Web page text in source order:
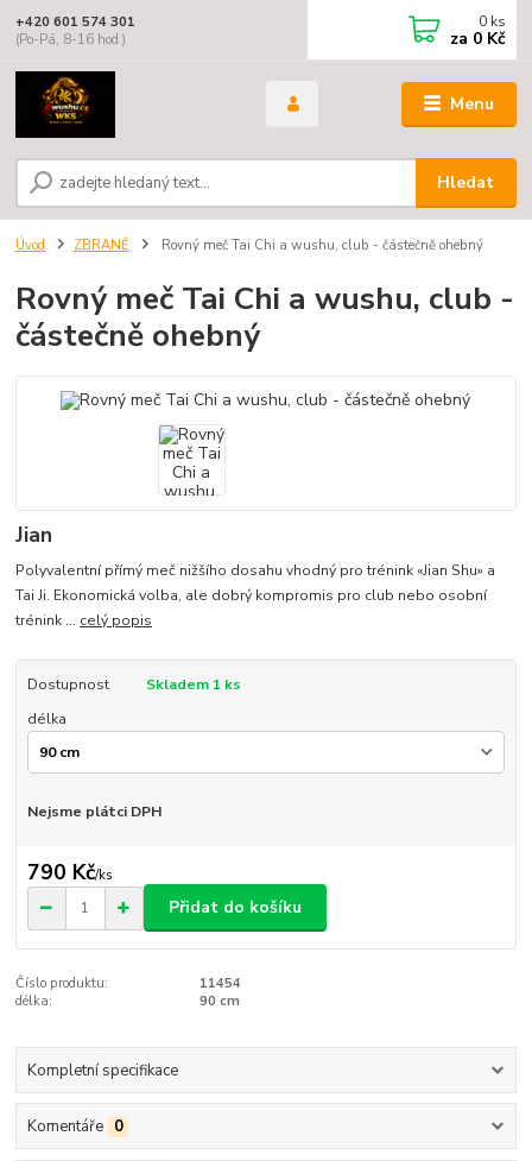
Menu
Hledat
+420 601 574 301
(Po-Pá, 8-16 hod.)
0 ks
za 0 Kč
Úvod ZBRANĚ Rovný meč Tai Chi a wushu, club - částečně ohebný
Rovný meč Tai Chi a wushu, club -
částečně ohebný
Jian
Polyvalentní přímý meč nižšího dosahu vhodný pro trénink «Jian Shu» a
Tai Ji. Ekonomická volba, ale dobrý kompromis pro club nebo osobní
trénink ... celý popis
Dostupnost
Skladem 1 ks
délka
Nejsme plátci DPH
790 Kč/ks
Přidat do košíku
Číslo produktu:
11454
délka:
90 cm
Kompletní specifikace
Komentáře 0